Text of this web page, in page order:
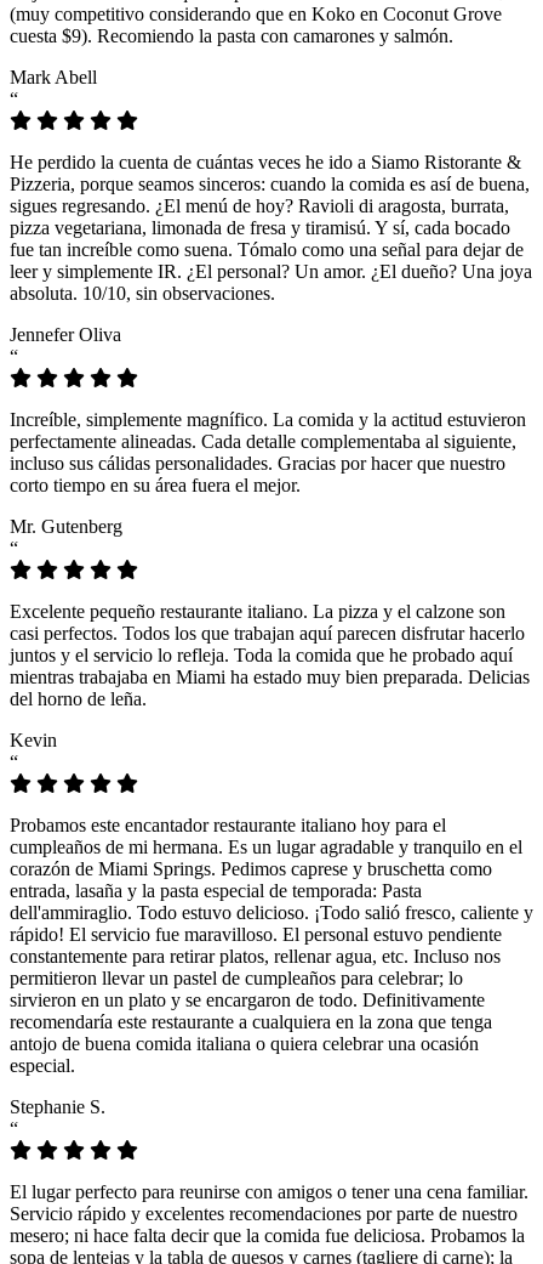
(muy competitivo considerando que en Koko en Coconut Grove
cuesta $9). Recomiendo la pasta con camarones y salmón.
Mark Abell
“
He perdido la cuenta de cuántas veces he ido a Siamo Ristorante &
Pizzeria, porque seamos sinceros: cuando la comida es así de buena,
sigues regresando. ¿El menú de hoy? Ravioli di aragosta, burrata,
pizza vegetariana, limonada de fresa y tiramisú. Y sí, cada bocado
fue tan increíble como suena. Tómalo como una señal para dejar de
leer y simplemente IR. ¿El personal? Un amor. ¿El dueño? Una joya
absoluta. 10/10, sin observaciones.
Jennefer Oliva
“
Increíble, simplemente magnífico. La comida y la actitud estuvieron
perfectamente alineadas. Cada detalle complementaba al siguiente,
incluso sus cálidas personalidades. Gracias por hacer que nuestro
corto tiempo en su área fuera el mejor.
Mr. Gutenberg
“
Excelente pequeño restaurante italiano. La pizza y el calzone son
casi perfectos. Todos los que trabajan aquí parecen disfrutar hacerlo
juntos y el servicio lo refleja. Toda la comida que he probado aquí
mientras trabajaba en Miami ha estado muy bien preparada. Delicias
del horno de leña.
Kevin
“
Probamos este encantador restaurante italiano hoy para el
cumpleaños de mi hermana. Es un lugar agradable y tranquilo en el
corazón de Miami Springs. Pedimos caprese y bruschetta como
entrada, lasaña y la pasta especial de temporada: Pasta
dell'ammiraglio. Todo estuvo delicioso. ¡Todo salió fresco, caliente y
rápido! El servicio fue maravilloso. El personal estuvo pendiente
constantemente para retirar platos, rellenar agua, etc. Incluso nos
permitieron llevar un pastel de cumpleaños para celebrar; lo
sirvieron en un plato y se encargaron de todo. Definitivamente
recomendaría este restaurante a cualquiera en la zona que tenga
antojo de buena comida italiana o quiera celebrar una ocasión
especial.
Stephanie S.
“
El lugar perfecto para reunirse con amigos o tener una cena familiar.
Servicio rápido y excelentes recomendaciones por parte de nuestro
mesero; ni hace falta decir que la comida fue deliciosa. Probamos la
sopa de lentejas y la tabla de quesos y carnes (tagliere di carne); la